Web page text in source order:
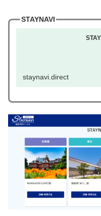
STAYNAVI
staynavi.direct